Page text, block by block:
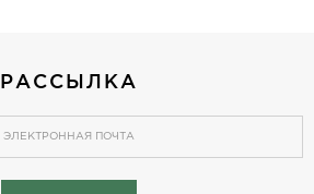
РАССЫЛКА